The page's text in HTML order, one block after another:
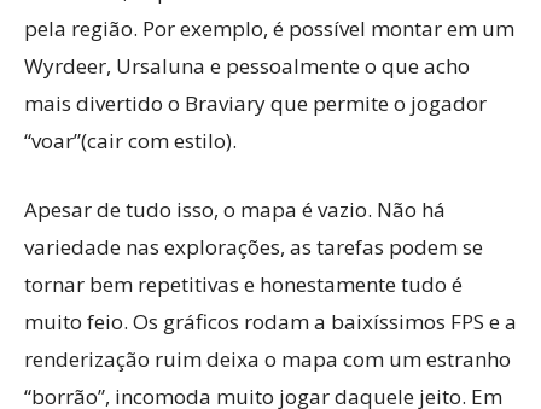
pela região. Por exemplo, é possível montar em um
Wyrdeer, Ursaluna e pessoalmente o que acho
mais divertido o Braviary que permite o jogador
“voar”(cair com estilo).
Apesar de tudo isso, o mapa é vazio. Não há
variedade nas explorações, as tarefas podem se
tornar bem repetitivas e honestamente tudo é
muito feio. Os gráficos rodam a baixíssimos FPS e a
renderização ruim deixa o mapa com um estranho
“borrão”, incomoda muito jogar daquele jeito. Em